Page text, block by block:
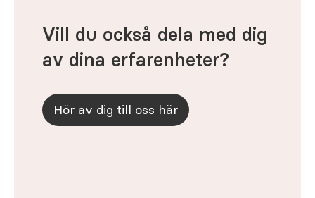
Vill du också dela med dig
av dina erfarenheter?
Hör av dig till oss här